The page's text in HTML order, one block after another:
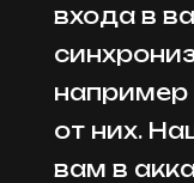
входа в
например
от них.
вам в